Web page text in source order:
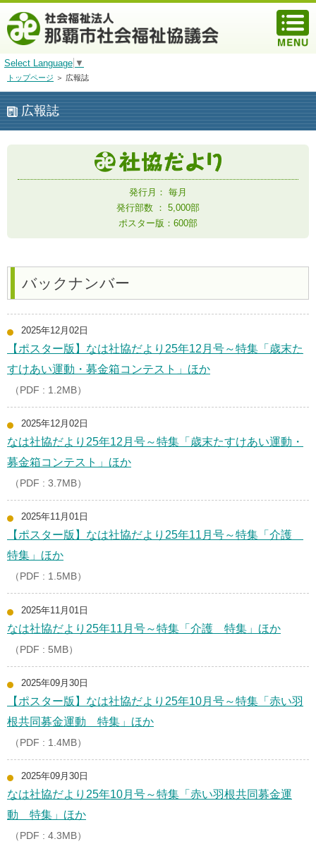
Select Language ▼
トップページ ＞ 広報誌
広報誌
発行月： 毎月
発行部数 ： 5,000部
ポスター版：600部
バックナンバー
2025年12月02日
【ポスター版】なは社協だより25年12月号～特集「歳末た
すけあい運動・募金箱コンテスト」ほか
（PDF : 1.2MB）
2025年12月02日
なは社協だより25年12月号～特集「歳末たすけあい運動・
募金箱コンテスト」ほか
（PDF : 3.7MB）
2025年11月01日
【ポスター版】なは社協だより25年11月号～特集「介護
特集」ほか
（PDF : 1.5MB）
2025年11月01日
なは社協だより25年11月号～特集「介護 特集」ほか
（PDF : 5MB）
2025年09月30日
【ポスター版】なは社協だより25年10月号～特集「赤い羽
根共同募金運動 特集」ほか
（PDF : 1.4MB）
2025年09月30日
なは社協だより25年10月号～特集「赤い羽根共同募金運
動 特集」ほか
（PDF : 4.3MB）